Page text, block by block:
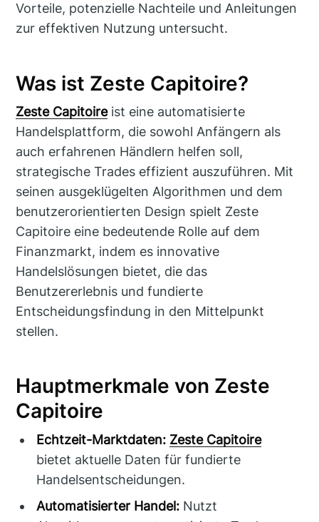
Vorteile, potenzielle Nachteile und Anleitungen
zur effektiven Nutzung untersucht.
Was ist Zeste Capitoire?
Zeste Capitoireist eine automatisierte
Handelsplattform, die sowohl Anfängern als
auch erfahrenen Händlern helfen soll,
strategische Trades effizient auszuführen. Mit
seinen ausgeklügelten Algorithmen und dem
benutzerorientierten Design spielt Zeste
Capitoire eine bedeutende Rolle auf dem
Finanzmarkt, indem es innovative
Handelslösungen bietet, die das
Benutzererlebnis und fundierte
Entscheidungsfindung in den Mittelpunkt
stellen.
Hauptmerkmale von Zeste
Capitoire
Echtzeit-Marktdaten: Zeste Capitoire
bietet aktuelle Daten für fundierte
Handelsentscheidungen.
Automatisierter Handel: Nutzt